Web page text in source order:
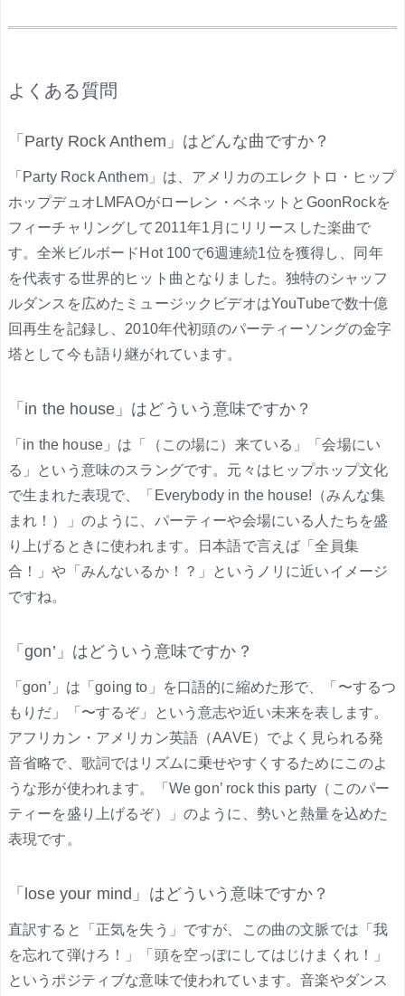
よくある質問
「Party Rock Anthem」はどんな曲ですか？
「Party Rock Anthem」は、アメリカのエレクトロ・ヒップ
ホップデュオLMFAOがローレン・ベネットとGoonRockを
フィーチャリングして2011年1月にリリースした楽曲で
す。全米ビルボードHot 100で6週連続1位を獲得し、同年
を代表する世界的ヒット曲となりました。独特のシャッフ
ルダンスを広めたミュージックビデオはYouTubeで数十億
回再生を記録し、2010年代初頭のパーティーソングの金字
塔として今も語り継がれています。
「in the house」はどういう意味ですか？
「in the house」は「（この場に）来ている」「会場にい
る」という意味のスラングです。元々はヒップホップ文化
で生まれた表現で、「Everybody in the house!（みんな集
まれ！）」のように、パーティーや会場にいる人たちを盛
り上げるときに使われます。日本語で言えば「全員集
合！」や「みんないるか！？」というノリに近いイメージ
ですね。
「gon’」はどういう意味ですか？
「gon’」は「going to」を口語的に縮めた形で、「〜するつ
もりだ」「〜するぞ」という意志や近い未来を表します。
アフリカン・アメリカン英語（AAVE）でよく見られる発
音省略で、歌詞ではリズムに乗せやすくするためにこのよ
うな形が使われます。「We gon’ rock this party（このパー
ティーを盛り上げるぞ）」のように、勢いと熱量を込めた
表現です。
「lose your mind」はどういう意味ですか？
直訳すると「正気を失う」ですが、この曲の文脈では「我
を忘れて弾けろ！」「頭を空っぽにしてはじけまくれ！」
というポジティブな意味で使われています。音楽やダンス